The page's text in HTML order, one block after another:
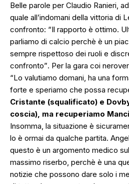
Belle parole per Claudio Ranieri,
quale all’indomani della vittoria di
confronto: “Il rapporto è ottimo.
parliamo di calcio perchè è un
sempre rispettoso dei ruoli e
confronto”. Per la gara coi
“Lo valutiamo domani, ha una
forte e speriamo che possa
Cristante (squalificato) e
coscia), ma recuperiamo
Insomma, la situazione è
lo è ormai da qualche partita.
questo è un argomento medico
massimo riserbo, perchè è una
notizie che possono dare solo i